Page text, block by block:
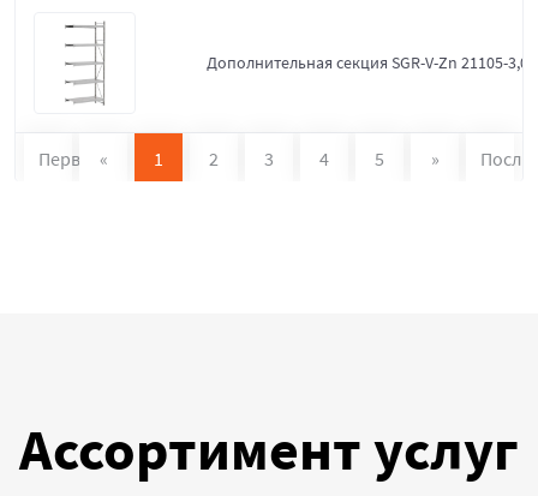
Дополнительная секция SGR-V-Zn 21105-3,0
Первая « 1 2 3 4 5 »
Ассортимент услуг